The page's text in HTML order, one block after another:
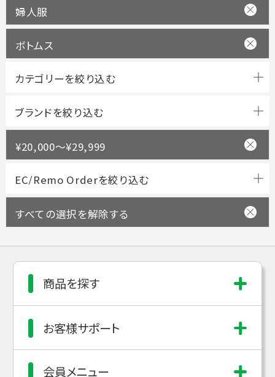
婦人服
ボトムス
ブランドを絞り込む
¥20,000～¥29,999
すべての選択を解除する
商品を探す
お客様サポート
会員メニュー